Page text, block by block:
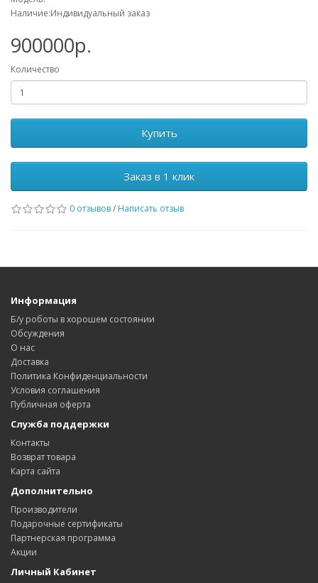
Наличие:Индивидуальный заказ
900000р.
Количество
Купить
Заказ в 1 клик
0 отзывов/ Написать отзыв
Информация
Б/у роботы в хорошем состоянии
Обсуждения
О нас
Доставка
Политика Конфиденциальности
Условия соглашения
Публичная оферта
Служба поддержки
Контакты
Возврат товара
Карта сайта
Дополнительно
Производители
Подарочные сертификаты
Партнерская программа
Акции
Личный Кабинет